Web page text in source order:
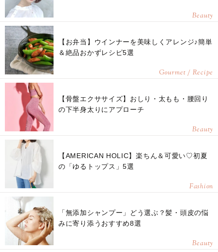
Beauty
【お弁当】ウインナーを美味しくアレンジ♪簡単
＆絶品おかずレシピ5選
Gourmet / Recipe
【骨盤エクササイズ】おしり・太もも・腰回り
の下半身太りにアプローチ
Beauty
【AMERICAN HOLIC】楽ちん＆可愛い♡初夏
の「ゆるトップス」5選
Fashion
「無添加シャンプー」どう選ぶ？髪・頭皮の悩
みに寄り添うおすすめ8選
Beauty